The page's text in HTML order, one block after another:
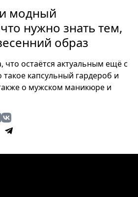
модный
нужно знать тем,
образ
что остаётся актуальным ещё с
капсульный гардероб и
о мужском маникюре и